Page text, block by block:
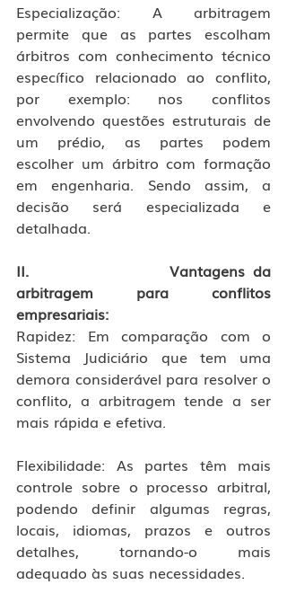
Especialização: A arbitragem
permite que as partes escolham
árbitros com conhecimento técnico
específico relacionado ao conflito,
por exemplo: nos conflitos
envolvendo questões estruturais de
um prédio, as partes podem
escolher um árbitro com formação
em engenharia. Sendo assim, a
decisão será especializada e
detalhada.
II.                  Vantagens da
arbitragem para conflitos
empresariais:
Rapidez: Em comparação com o
Sistema Judiciário que tem uma
demora considerável para resolver o
conflito, a arbitragem tende a ser
mais rápida e efetiva.
Flexibilidade: As partes têm mais
controle sobre o processo arbitral,
podendo definir algumas regras,
locais, idiomas, prazos e outros
detalhes, tornando-o mais
adequado às suas necessidades.